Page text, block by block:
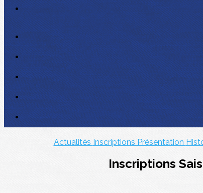
Actualités Inscriptions Présentation
Inscriptions